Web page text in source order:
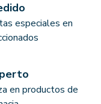
especiales en
en productos de